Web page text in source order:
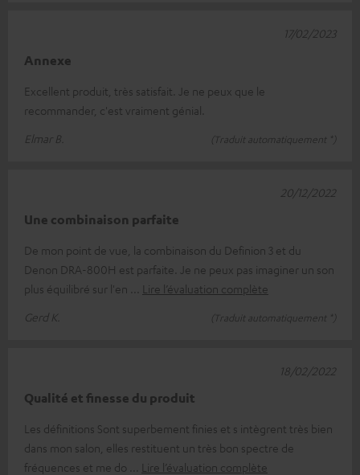
Annexe
Excellent produit, très satisfait. Je ne peux que le
recommander, c'est vraiment génial.
Elmar B.
(Traduit automatiquement *)
17/02/2023
Une combinaison parfaite
De mon point de vue, la combinaison du Definion 3 et du
Denon DRA-800H est parfaite. Je ne peux pas imaginer un son
plus équilibré sur l'en
Lire l’évaluation complète
Gerd K.
(Traduit automatiquement *)
20/12/2022
Qualité et finesse du produit
Les définitions Sont superbement finies et s intègrent très bien
dans mon salon, elles restituent un très bon spectre de
fréquences et me do
Lire l’évaluation complète
18/02/2022